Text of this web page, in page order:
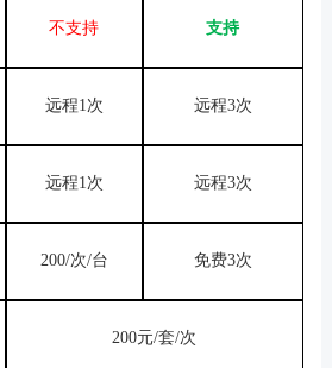
不支持 支持
远程1次 远程3次
远程1次 远程3次
200/次/台 免费3次
200元/套/次